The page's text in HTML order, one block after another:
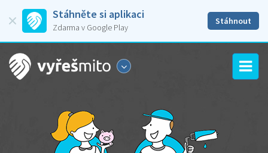
Stáhněte si aplikaci
Zdarma v Google Play
Stáhnout